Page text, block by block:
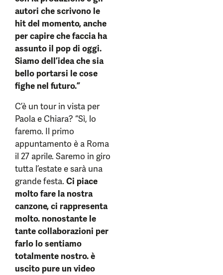
autori che scrivono le
hit del momento, anche
per capire che faccia ha
assunto il pop di oggi.
Siamo dell’idea che sia
bello portarsi le cose
fighe nel futuro.”
C’è un tour in vista per
Paola e Chiara? “Sì, lo
faremo. Il primo
appuntamento è a Roma
il 27 aprile. Saremo in giro
tutta l’estate e sarà una
grande festa. Ci piace
molto fare la nostra
canzone, ci rappresenta
molto. nonostante le
tante collaborazioni per
farlo lo sentiamo
totalmente nostro. è
uscito pure un video